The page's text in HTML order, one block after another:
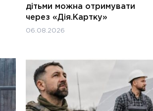
дітьми можна отримувати
через «Дія.Картку»
06.08.2026